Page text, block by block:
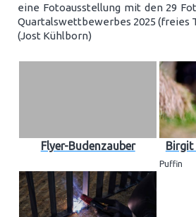
eine Fotoausstellung mit den 29
Quartalswettbewerbes 2025 (freies
(Jost Kühlborn)
Flyer-Budenzauber Birgit
Puffin